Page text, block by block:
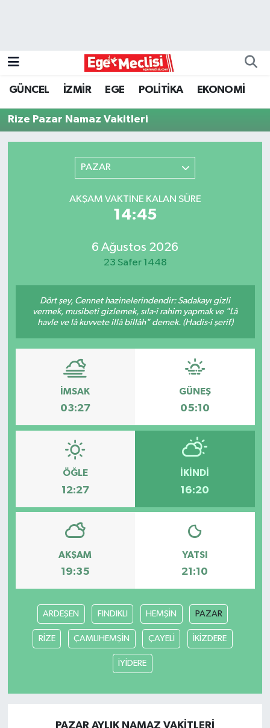
GÜNCEL İZMİR EGE POLİTİKA EKONOMİ
Rize Pazar Namaz Vakitleri
PAZAR
AKŞAM VAKTINE KALAN SÜRE
14:45
6 Ağustos 2026
23 Safer 1448
Dört şey, Cennet hazinelerindendir: Sadakayı gizli
vermek, musibeti gizlemek, sıla-i rahim yapmak ve "Lâ
havle ve lâ kuvvete illâ billâh" demek. (Hadis-i şerif)
İMSAK
03:27
GÜNEŞ
05:10
ÖĞLE
12:27
İKINDI
16:20
AKŞAM
19:35
YATSI
21:10
ARDEŞEN FINDIKLI HEMŞİN PAZAR
RİZE ÇAMLIHEMŞİN ÇAYELİ İKİZDERE
İYİDERE
PAZAR AYLIK NAMAZ VAKITLERI
GÜNCEL
ÖZEL HABER
POLİTİKA